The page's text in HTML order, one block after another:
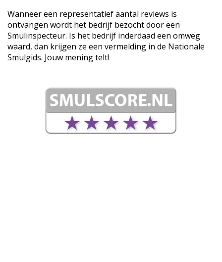
Wanneer een representatief aantal reviews is
ontvangen wordt het bedrijf bezocht door een
Smulinspecteur. Is het bedrijf inderdaad een omweg
waard, dan krijgen ze een vermelding in de Nationale
Smulgids. Jouw mening telt!